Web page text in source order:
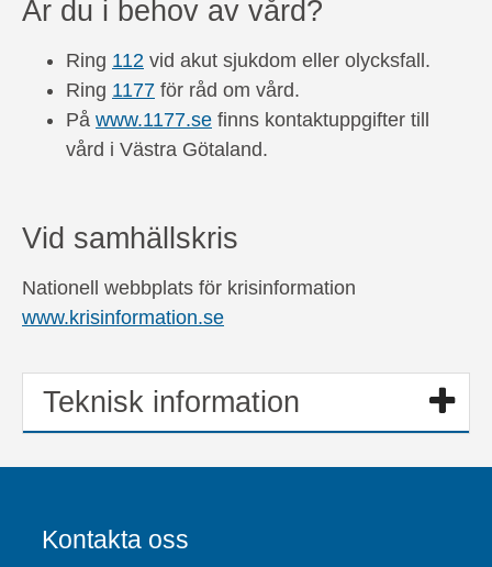
Är du i behov av vård?
Ring 112 vid akut sjukdom eller olycksfall.
Ring 1177 för råd om vård.
På www.1177.se finns kontaktuppgifter till
vård i Västra Götaland.
Vid samhällskris
Nationell webbplats för krisinformation
www.krisinformation.se
Teknisk information
Kontakta oss